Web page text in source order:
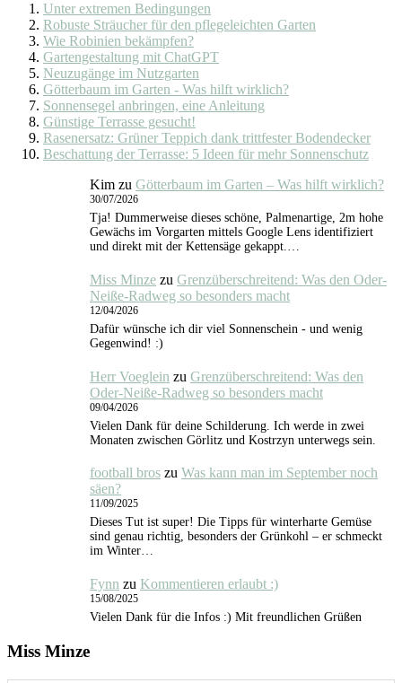
Unter extremen Bedingungen
Robuste Sträucher für den pflegeleichten Garten
Wie Robinien bekämpfen?
Gartengestaltung mit ChatGPT
Neuzugänge im Nutzgarten
Götterbaum im Garten - Was hilft wirklich?
Sonnensegel anbringen, eine Anleitung
Günstige Terrasse gesucht!
Rasenersatz: Grüner Teppich dank trittfester Bodendecker
Beschattung der Terrasse: 5 Ideen für mehr Sonnenschutz
Kim zu Götterbaum im Garten – Was hilft wirklich?
30/07/2026
Tja! Dummerweise dieses schöne, Palmenartige, 2m hohe
Gewächs im Vorgarten mittels Google Lens identifiziert
und direkt mit der Kettensäge gekappt.…
Miss Minze zu Grenzüberschreitend: Was den Oder-
Neiße-Radweg so besonders macht
12/04/2026
Dafür wünsche ich dir viel Sonnenschein - und wenig
Gegenwind! :)
Herr Voeglein zu Grenzüberschreitend: Was den
Oder-Neiße-Radweg so besonders macht
09/04/2026
Vielen Dank für deine Schilderung. Ich werde in zwei
Monaten zwischen Görlitz und Kostrzyn unterwegs sein.
football bros zu Was kann man im September noch
säen?
11/09/2025
Dieses Tut ist super! Die Tipps für winterharte Gemüse
sind genau richtig, besonders der Grünkohl – er schmeckt
im Winter…
Fynn zu Kommentieren erlaubt :)
15/08/2025
Vielen Dank für die Infos :) Mit freundlichen Grüßen
Miss Minze